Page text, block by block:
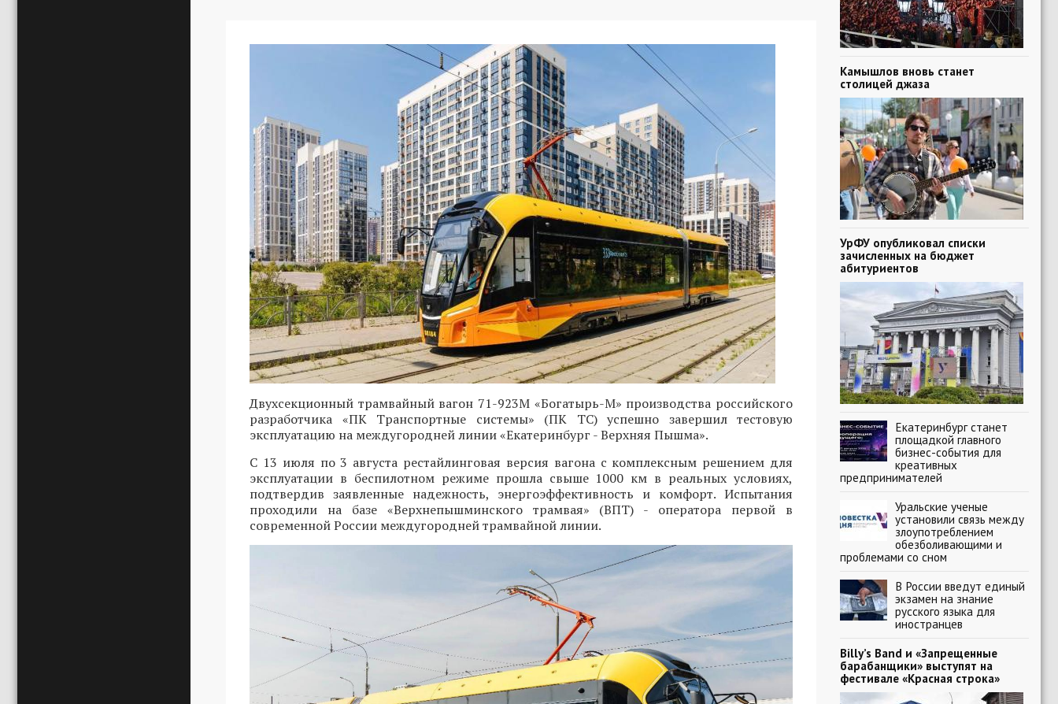
Двухсекционный трамвайный вагон 71-923М «Богатырь-М» производства российского
разработчика «ПК Транспортные системы» (ПК ТС) успешно завершил тестовую
эксплуатацию на междугородней линии «Екатеринбург - Верхняя Пышма».
С 13 июля по 3 августа рестайлинговая версия вагона с комплексным решением для
эксплуатации в беспилотном режиме прошла свыше 1000 км в реальных условиях,
подтвердив заявленные надежность, энергоэффективность и комфорт. Испытания
проходили на базе «Верхнепышминского трамвая» (ВПТ) - оператора первой в
современной России междугородней трамвайной линии.
Камышлов вновь станет
столицей джаза
УрФУ опубликовал списки
зачисленных на бюджет
абитуриентов
Екатеринбург станет
площадкой главного
бизнес-события для
креативных
предпринимателей
Уральские ученые
установили связь между
злоупотреблением
обезболивающими и
проблемами со сном
В России введут единый
экзамен на знание
русского языка для
иностранцев
Billy’s Band и «Запрещенные
барабанщики» выступят на
фестивале «Красная строка»